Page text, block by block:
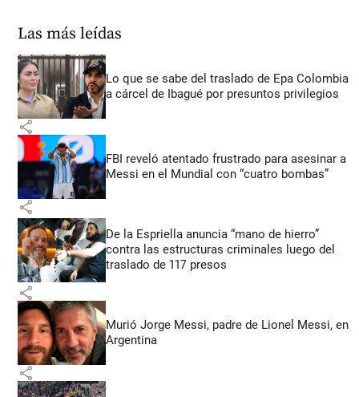
Las más leídas
Lo que se sabe del traslado de Epa Colombia
a cárcel de Ibagué por presuntos privilegios
share
FBI reveló atentado frustrado para asesinar a
Messi en el Mundial con “cuatro bombas”
share
De la Espriella anuncia “mano de hierro”
contra las estructuras criminales luego del
traslado de 117 presos
share
Murió Jorge Messi, padre de Lionel Messi, en
Argentina
share